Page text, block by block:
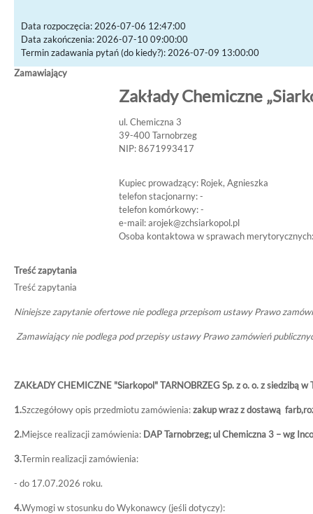
Data rozpoczęcia: 2026-07-06 12:47:00
Data zakończenia: 2026-07-10 09:00:00
Termin zadawania pytań (do kiedy?): 2026-07-09 13:00:00
Zamawiający
Zakłady Chemiczne
ul. Chemiczna 3
39-400 Tarnobrzeg
NIP: 8671993417
Kupiec prowadzący: Rojek, Agnieszka
telefon stacjonarny: -
telefon komórkowy: -
e-mail:arojek@zchsiarkopol.pl
Osoba kontaktowa w sprawach merytorycznych:
Treść zapytania
Treść zapytania
Niniejsze zapytanie ofertowe nie podlega przepisom ustawy Prawo
Zamawiający nie podlega pod przepisy ustawy Prawo zamówień
ZAKŁADY CHEMICZNE "Siarkopol" TARNOBRZEG Sp. z o. o. z siedzibą
1.Szczegółowy opis przedmiotu zamówienia:zakup wraz z dostawą
2.Miejsce realizacji zamówienia: DAP Tarnobrzeg; ul Chemiczna 3 – wg
3.Termin realizacji zamówienia:
- do 17.07.2026 roku.
4.Wymogi w stosunku do Wykonawcy (jeśli dotyczy):